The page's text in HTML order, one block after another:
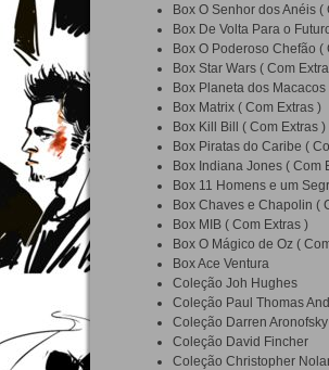
Box O Senhor dos Anéis (
Box De Volta Para o
Box O Poderoso Chefão (
Box Star Wars ( Com
Box Planeta dos Macacos
Box Matrix ( Com Extras )
Box Kill Bill ( Com Extras )
Box Piratas do Caribe (
Box Indiana Jones ( Com
Box 11 Homens e um
Box Chaves e Chapolin (
Box MIB ( Com Extras )
Box O Mágico de Oz (
Box Ace Ventura
Coleção Joh Hughes
Coleção Paul Thomas
Coleção Darren Aronofsky
Coleção David Fincher
Coleção Christopher